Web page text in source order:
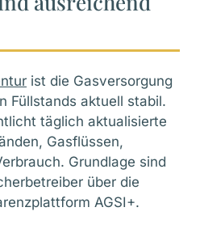
ist die Gasversorgung
Füllstands aktuell stabil.
täglich aktualisierte
Gasflüssen,
Grundlage sind
über die
AGSI+.